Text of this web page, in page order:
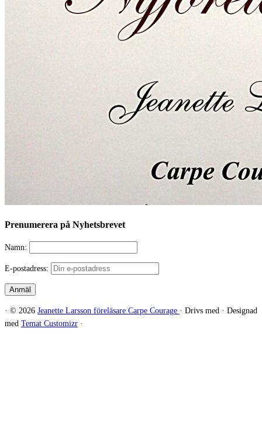
Prenumerera på Nyhetsbrevet
Namn:
E-postadress:
· © 2026 Jeanette Larsson föreläsare Carpe Courage · Drivs med · Designad
med Temat Customizr ·